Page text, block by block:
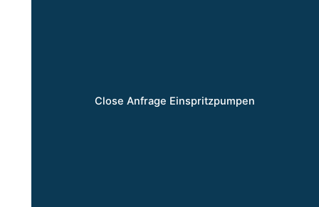
Close Anfrage Einspritzpumpen